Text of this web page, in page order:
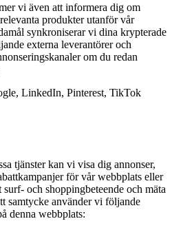
vi även att informera dig om
produkter utanför vår
synkroniserar vi dina krypterade
externa leverantörer och
om du redan
LinkedIn, Pinterest, TikTok
tjänster kan vi visa dig annonser,
för vår webbplats eller
och shoppingbeteende och mäta
samtycke använder vi följande
denna webbplats: